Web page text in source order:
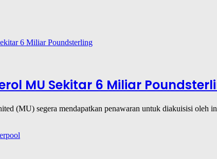
MU Sekitar 6 Miliar
(MU) segera mendapatkan penawaran untuk diakuisisi oleh